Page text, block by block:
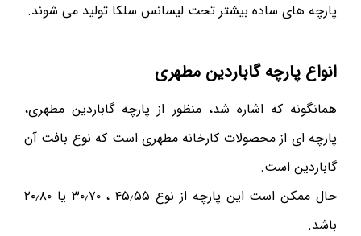
پارچه های ساده بیشتر تحت لیسانس سلکا تولید می شوند.
انواع پارچه گاباردین مطهری
همانگونه که اشاره شد، منظور از پارچه گاباردین مطهری،
پارچه ای از محصولات کارخانه مطهری است که نوع بافت آن
گاباردین است.
حال ممکن است این پارچه از نوع ۴۵٫۵۵ ، ۳۰٫۷۰ یا ۲۰٫۸۰
باشد.